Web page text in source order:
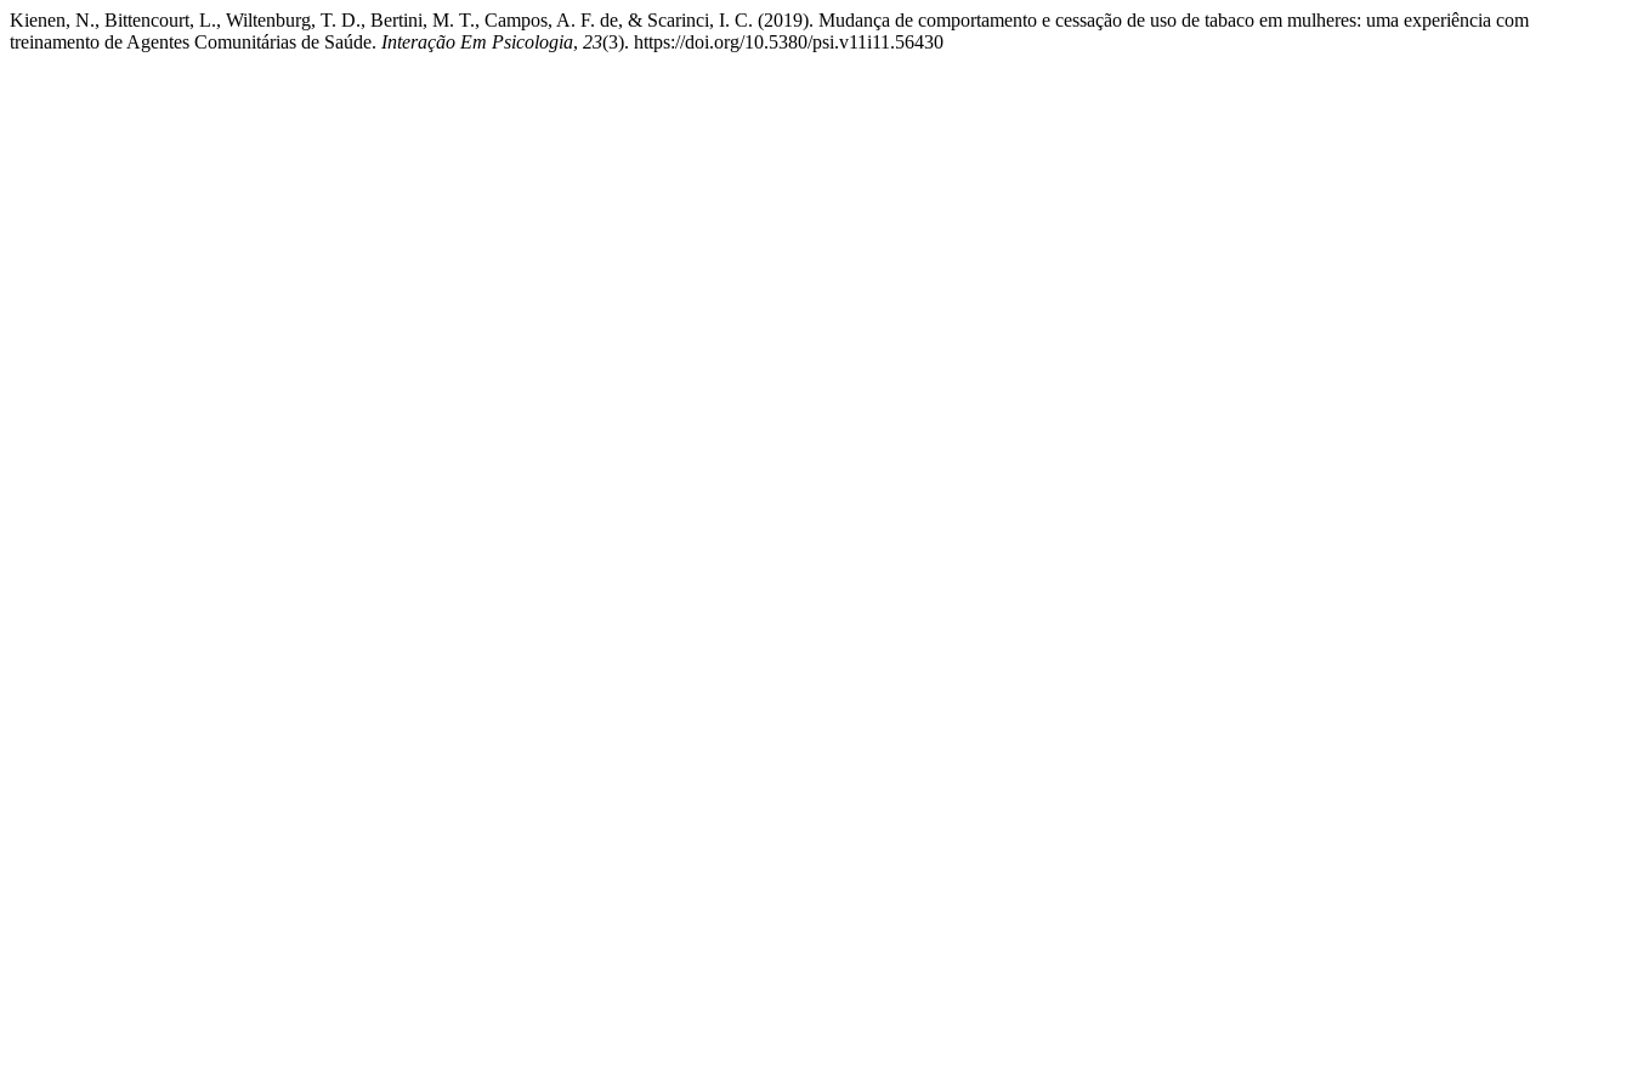
Kienen, N., Bittencourt, L., Wiltenburg, T. D., Bertini, M. T., Campos, A. F. de, & Scarinci, I. C. (2019). Mudança de comportamento e cessação de uso de tabaco em mulheres: uma experiência com
treinamento de Agentes Comunitárias de Saúde. Interação Em Psicologia, 23(3). https://doi.org/10.5380/psi.v11i11.56430